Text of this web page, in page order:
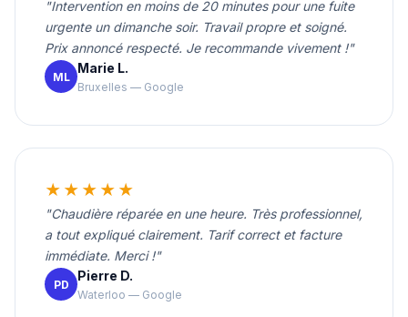
"Intervention en moins de 20 minutes pour une fuite
urgente un dimanche soir. Travail propre et soigné.
Prix annoncé respecté. Je recommande vivement !"
ML
Marie L.
Bruxelles — Google
★★★★★
"Chaudière réparée en une heure. Très professionnel,
a tout expliqué clairement. Tarif correct et facture
immédiate. Merci !"
PD
Pierre D.
Waterloo — Google